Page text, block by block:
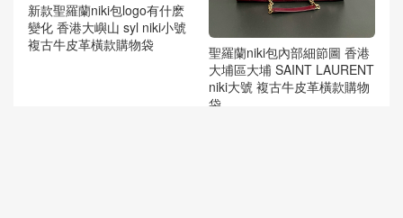
新款聖羅蘭niki包logo有什麽
變化 香港大嶼山 syl niki小號
複古牛皮革橫款購物袋
聖羅蘭niki包內部細節圖 香港
大埔區大埔 SAINT LAURENT
niki大號 複古牛皮革橫款購物
袋